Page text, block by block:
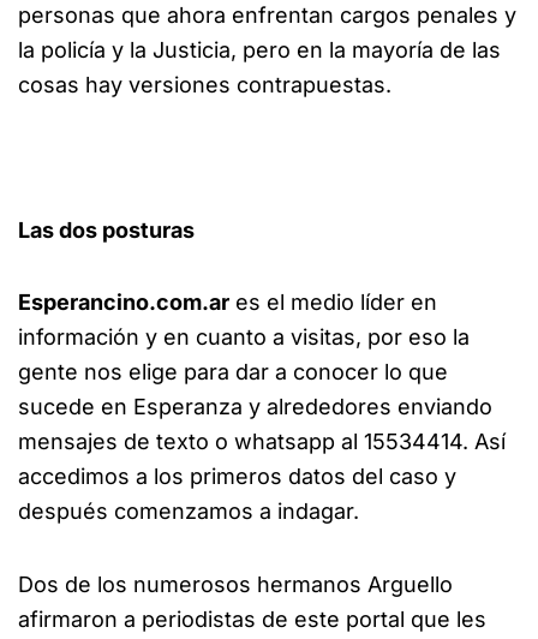
personas que ahora enfrentan cargos penales y
la policía y la Justicia, pero en la mayoría de las
cosas hay versiones contrapuestas.
Las dos posturas
Esperancino.com.ar es el medio líder en
información y en cuanto a visitas, por eso la
gente nos elige para dar a conocer lo que
sucede en Esperanza y alrededores enviando
mensajes de texto o whatsapp al 15534414. Así
accedimos a los primeros datos del caso y
después comenzamos a indagar.
Dos de los numerosos hermanos Arguello
afirmaron a periodistas de este portal que les